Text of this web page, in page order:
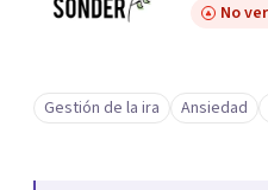
No
Gestión de la ira Ansiedad